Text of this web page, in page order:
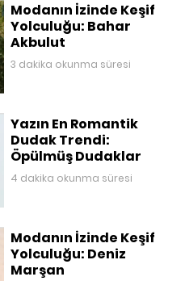
Modanın İzinde Keşif
Yolculuğu: Bahar
Akbulut
3 dakika okunma süresi
Yazın En Romantik
Dudak Trendi:
Öpülmüş Dudaklar
4 dakika okunma süresi
Modanın İzinde Keşif
Yolculuğu: Deniz
Marşan